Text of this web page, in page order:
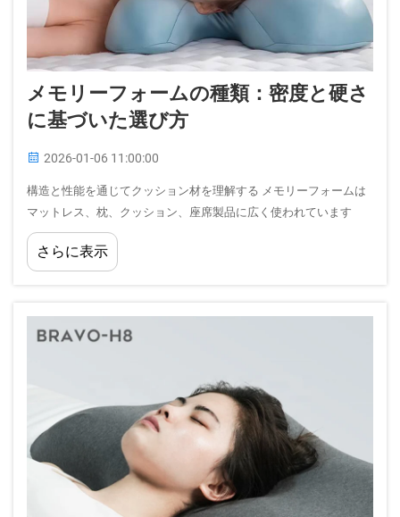
メモリーフォームの種類：密度と硬さ
に基づいた選び方
2026-01-06 11:00:00
構造と性能を通じてクッション材を理解する メモリーフォームは
マットレス、枕、クッション、座席製品に広く使われています
が、適切な種類を選ぶ際、多くの購入者が依然として迷いを感じ
ています。密度と硬さは、しばしば…
さらに表示